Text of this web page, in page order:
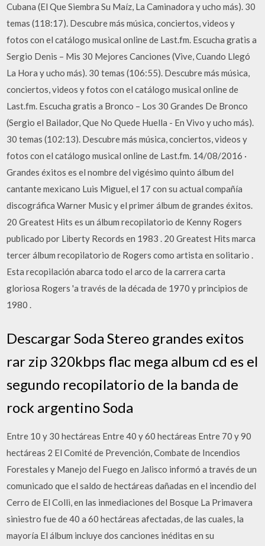
Cubana (El Que Siembra Su Maíz, La Caminadora y ucho más). 30
temas (118:17). Descubre más música, conciertos, videos y
fotos con el catálogo musical online de Last.fm. Escucha gratis a
Sergio Denis – Mis 30 Mejores Canciones (Vive, Cuando Llegó
La Hora y ucho más). 30 temas (106:55). Descubre más música,
conciertos, videos y fotos con el catálogo musical online de
Last.fm. Escucha gratis a Bronco – Los 30 Grandes De Bronco
(Sergio el Bailador, Que No Quede Huella - En Vivo y ucho más).
30 temas (102:13). Descubre más música, conciertos, videos y
fotos con el catálogo musical online de Last.fm. 14/08/2016 ·
Grandes éxitos es el nombre del vigésimo quinto álbum del
cantante mexicano Luis Miguel, el 17 con su actual compañía
discográfica Warner Music y el primer álbum de grandes éxitos.
20 Greatest Hits es un álbum recopilatorio de Kenny Rogers
publicado por Liberty Records en 1983 . 20 Greatest Hits marca
tercer álbum recopilatorio de Rogers como artista en solitario .
Esta recopilación abarca todo el arco de la carrera carta
gloriosa Rogers 'a través de la década de 1970 y principios de
1980 .
Descargar Soda Stereo grandes exitos
rar zip 320kbps flac mega album cd es el
segundo recopilatorio de la banda de
rock argentino Soda
Entre 10 y 30 hectáreas Entre 40 y 60 hectáreas Entre 70 y 90
hectáreas 2 El Comité de Prevención, Combate de Incendios
Forestales y Manejo del Fuego en Jalisco informó a través de un
comunicado que el saldo de hectáreas dañadas en el incendio del
Cerro de El Colli, en las inmediaciones del Bosque La Primavera
siniestro fue de 40 a 60 hectáreas afectadas, de las cuales, la
mayoría El álbum incluye dos canciones inéditas en su